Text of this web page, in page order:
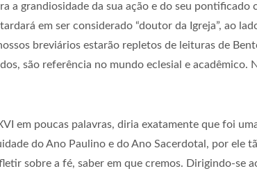
a grandiosidade da sua ação e do seu
em ser considerado “doutor da Igreja”, ao
breviários estarão repletos de leituras de
são referência no mundo eclesial e acadêmico.
em poucas palavras, diria exatamente que foi
do Ano Paulino e do Ano Sacerdotal, por ele
sobre a fé, saber em que cremos. Dirigindo-se